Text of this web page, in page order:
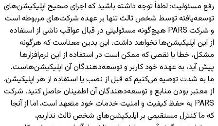
رفع مسئولیت: لطفاً توجه داشته باشید که اجرای صحیح اپلیکیشن‌های
توسعه‌یافته توسط شخص ثالث تنها بر عهده شرکت‌های مربوطه است
و شرکت PARS هیچ‌گونه مسئولیتی در قبال عواقب ناشی از استفاده
از این اپلیکیشن‌ها نخواهد داشت. این بدین معناست که هرگونه
مشکل، خطا یا نقصی که ممکن است در استفاده از این نرم‌افزارها
پیش آید، به عهده خود کاربر و توسعه‌دهندگان آن اپلیکیشن‌هاست.
ما به شدت توصیه می‌کنیم که قبل از نصب یا استفاده از هر اپلیکیشن،
از معتبر بودن منابع و توسعه‌دهندگان آن اطمینان حاصل کنید. شرکت
PARS به حفظ کیفیت و امنیت خدمات خود متعهد است، اما از آنجا
که ما کنترل مستقیمی بر اپلیکیشن‌های شخص ثالث نداریم،